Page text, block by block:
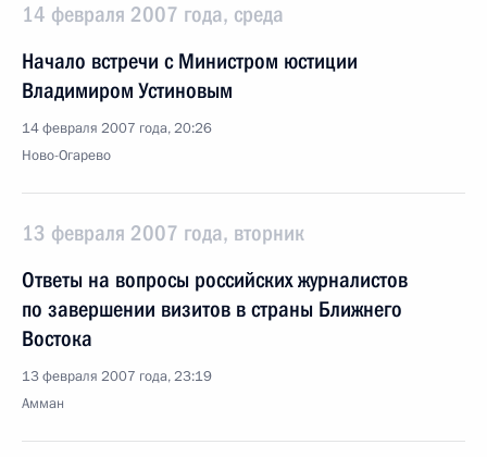
14 февраля 2007 года, среда
Начало встречи с Министром юстиции
Владимиром Устиновым
14 февраля 2007 года, 20:26
Ново-Огарево
13 февраля 2007 года, вторник
Ответы на вопросы российских журналистов
по завершении визитов в страны Ближнего
Востока
13 февраля 2007 года, 23:19
Амман